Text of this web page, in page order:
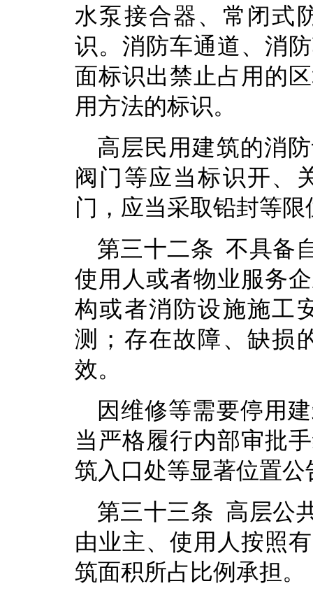
水泵接合器、常闭式
识。消防车通道、消
面标识出禁止占用的
用方法的标识。
高层民用建筑的消
阀门等应当标识开、
门，应当采取铅封等限
第三十二条 不具备
使用人或者物业服务
构或者消防设施施工
测；存在故障、缺损
效。
因维修等需要停用
当严格履行内部审批
筑入口处等显著位置公
第三十三条 高层公
由业主、使用人按照
筑面积所占比例承担。